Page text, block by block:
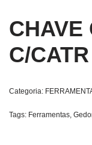
CHAVE
C/
Categoria:
Tags: Ferramentas,